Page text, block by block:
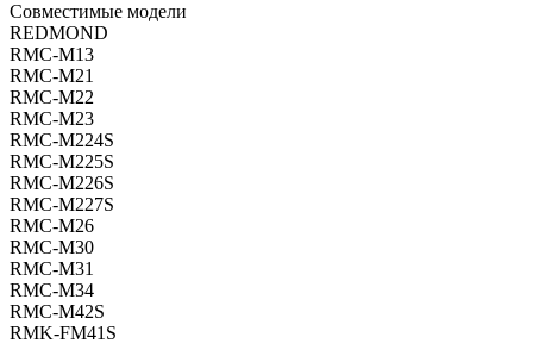
Совместимые модели
REDMOND
RMC-M13
RMC-M21
RMC-M22
RMC-M23
RMC-M224S
RMC-M225S
RMC-M226S
RMC-M227S
RMC-M26
RMC-M30
RMC-M31
RMC-M34
RMC-M42S
RMK-FM41S